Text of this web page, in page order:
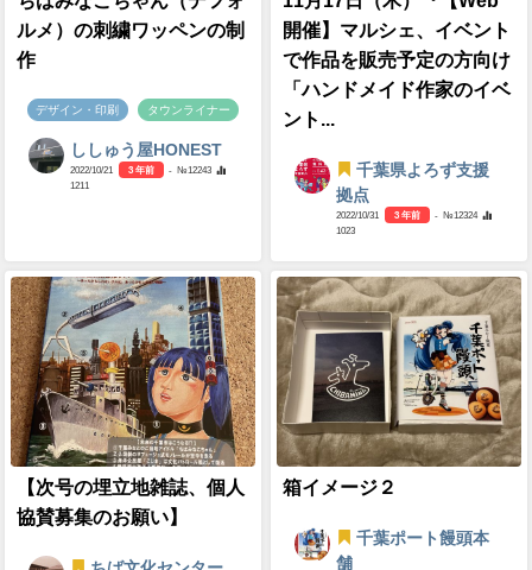
ルメ）の刺繍ワッペンの制
作
デザイン・印刷 タウンライナー
ししゅう屋HONEST
2022/10/21 3 年前
- №12243
1211
開催】マルシェ、イベント
で作品を販売予定の方向け
「ハンドメイド作家のイベ
ント...
千葉県よろず支援
拠点
2022/10/31 3 年前
- №12324
1023
【次号の埋立地雑誌、個人
協賛募集のお願い】
箱イメージ２
千葉ポート饅頭本
舗